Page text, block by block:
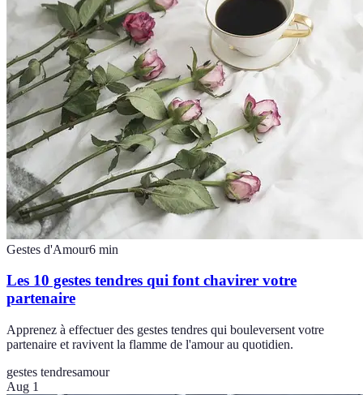
Gestes d'Amour6 min
Les 10 gestes tendres qui font chavirer votre
partenaire
Apprenez à effectuer des gestes tendres qui bouleversent votre
partenaire et ravivent la flamme de l'amour au quotidien.
gestes tendresamour
Aug 1